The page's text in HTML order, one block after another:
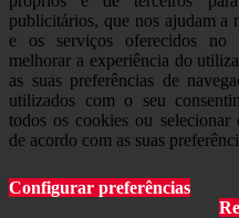
publicitários, que nos ajudam a
e os serviços oferecidos
melhorar a experiência do
as suas preferências de
utilizados com o seu
todos os cookies ou selecionar
de acordo com as suas
Configurar preferências